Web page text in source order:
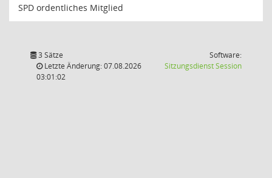
SPD ordentliches Mitglied
3 Sätze
Letzte Änderung: 07.08.2026
03:01:02
Software:
SitzungsdienstSession(Wird in